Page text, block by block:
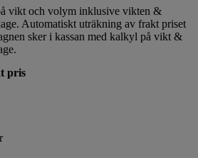
vikt och volym inklusive vikten &
Automatiskt uträkning av frakt priset
sker i kassan med kalkyl på vikt &
pris